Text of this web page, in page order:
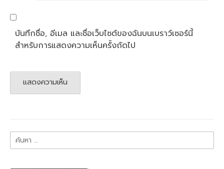
บันทึกชื่อ, อีเมล และชื่อเว็บไซต์ของฉันบนเบราว์เซอร์นี้
สำหรับการแสดงความเห็นครั้งถัดไป
ค้นหา
สำหรับ: